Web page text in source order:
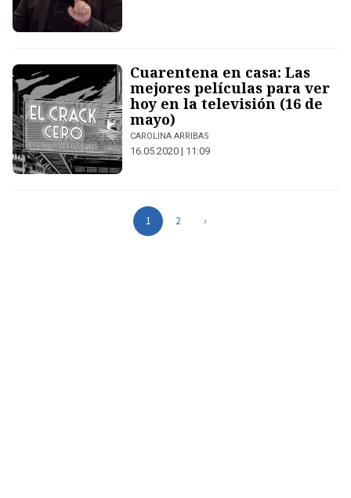
Cuarentena en casa: Las
mejores películas para ver
hoy en la televisión (16 de
mayo)
CAROLINA ARRIBAS
16.05.2020 | 11:09
1 2 ›